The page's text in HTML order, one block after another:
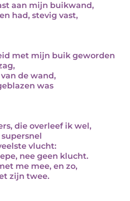
aan mijn buikwand,
had, stevig vast,
met mijn buik geworden
de wand,
was
die overleef ik wel,
vlucht:
nee geen klucht.
me mee, en zo,
zijn twee.